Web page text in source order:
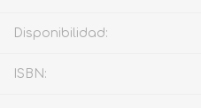
Disponibilidad:
ISBN: